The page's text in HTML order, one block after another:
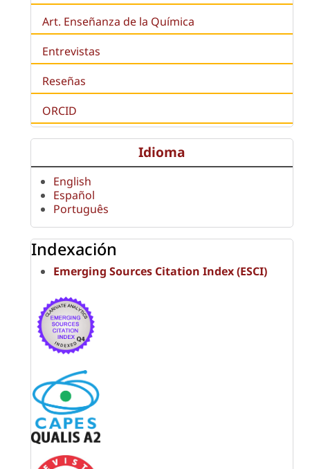
Art. Enseñanza de la Química
Entrevistas
Reseñas
ORCID
Idioma
English
Español
Português
Indexación
Emerging Sources Citation Index (ESCI)